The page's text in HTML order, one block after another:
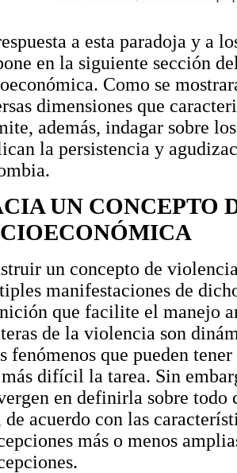
a esta paradoja y a
en la siguiente sección
Como se
dimensiones que
además, indagar sobre
la persistencia y
UN CONCEPTO
un concepto de
manifestaciones de
que facilite el manejo
de la violencia son
fenómenos que pueden
difícil la tarea. Sin
en definirla sobre
de acuerdo con las
más o menos